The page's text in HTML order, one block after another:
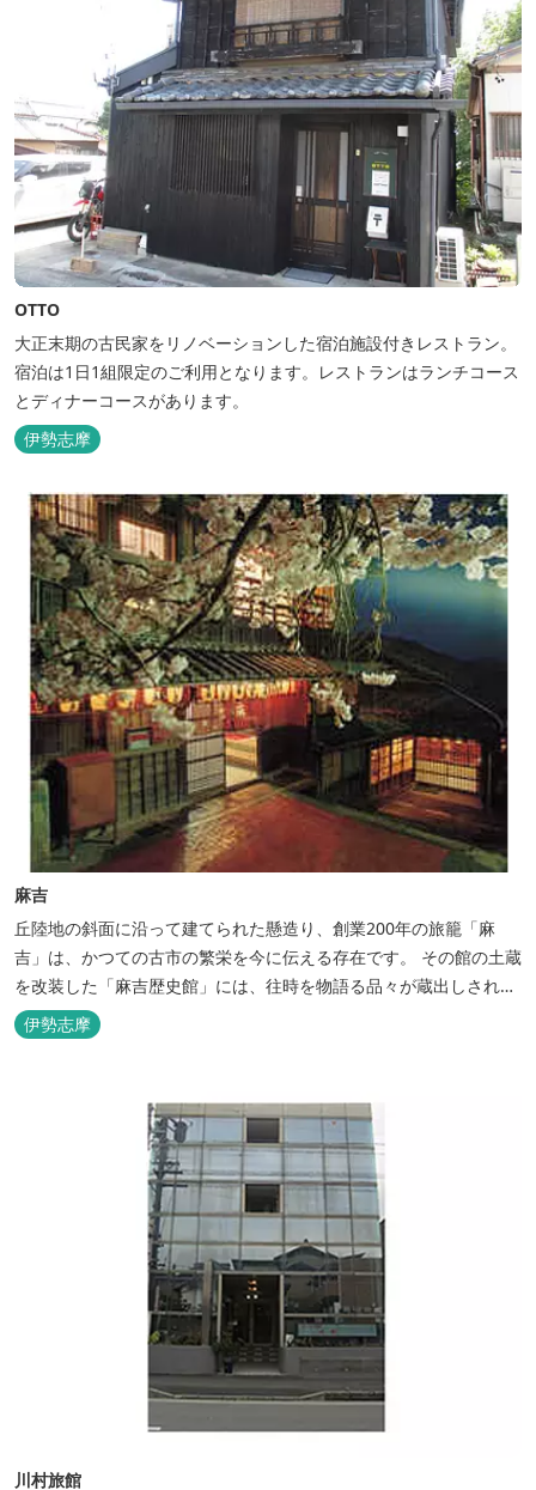
OTTO
大正末期の古民家をリノベーションした宿泊施設付きレストラン。
宿泊は1日1組限定のご利用となります。レストランはランチコース
とディナーコースがあります。
伊勢志摩
麻吉
丘陸地の斜面に沿って建てられた懸造り、創業200年の旅籠「麻
吉」は、かつての古市の繁栄を今に伝える存在です。 その館の土蔵
を改装した「麻吉歴史館」には、往時を物語る品々が蔵出しされ、
お伊勢参り華やかなりし頃へとお誘い致します。
伊勢志摩
川村旅館